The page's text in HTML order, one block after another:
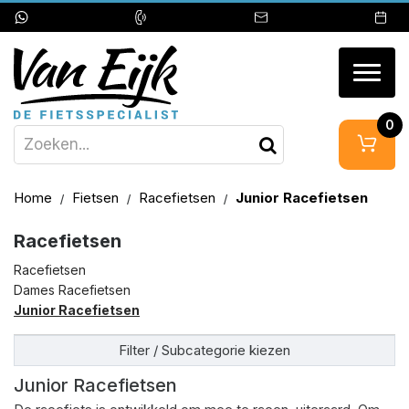
0
Home Fietsen Racefietsen Junior Racefietsen
Racefietsen
Racefietsen
Dames Racefietsen
Junior Racefietsen
Filter / Subcategorie kiezen
Junior Racefietsen